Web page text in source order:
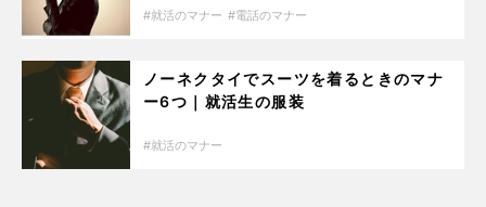
就活のマナー 電話のマナー
ノーネクタイでスーツを着るときのマナ
ー6つ｜就活生の服装
就活のマナー